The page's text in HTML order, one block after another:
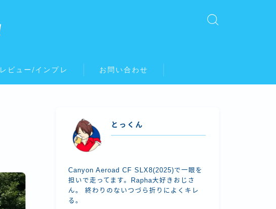
レビュー/インプレ お問い合わせ
とっくん
Canyon Aeroad CF SLX8(2025)で一眼を
担いで走ってます。Rapha大好きおじさ
ん。 終わりのないつづら折りによくキレ
る。